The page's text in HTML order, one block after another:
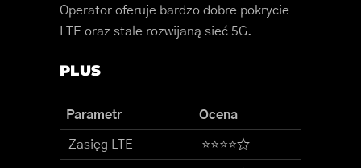
Operator oferuje bardzo dobre pokrycie
LTE oraz stale rozwijaną sieć 5G.
PLUS
Parametr Ocena
Zasięg LTE ⭐⭐⭐⭐☆